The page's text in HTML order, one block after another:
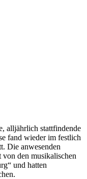
alljährlich stattfindende
fand wieder im festlich
Die anwesenden
von den musikalischen
und hatten